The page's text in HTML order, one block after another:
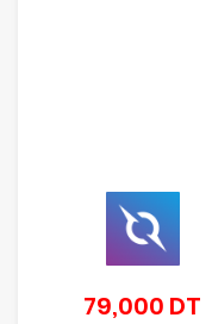
79,000 DT